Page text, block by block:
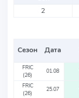
2
Сезон Дата
FRIC
(26)
01.08
FRIC
(26)
25.07